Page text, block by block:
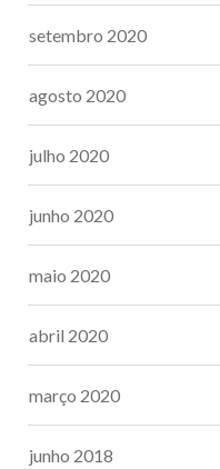
setembro 2020
agosto 2020
julho 2020
junho 2020
maio 2020
abril 2020
março 2020
junho 2018